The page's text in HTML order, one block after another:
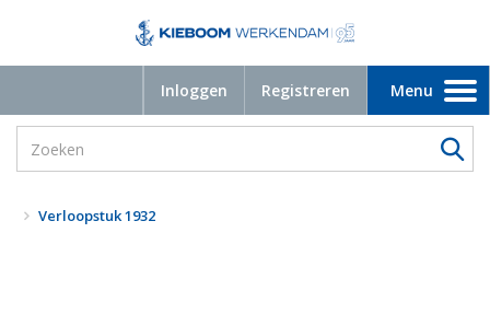
Inloggen Registreren
Toggle
navigation
Menu
Verloopstuk 1932